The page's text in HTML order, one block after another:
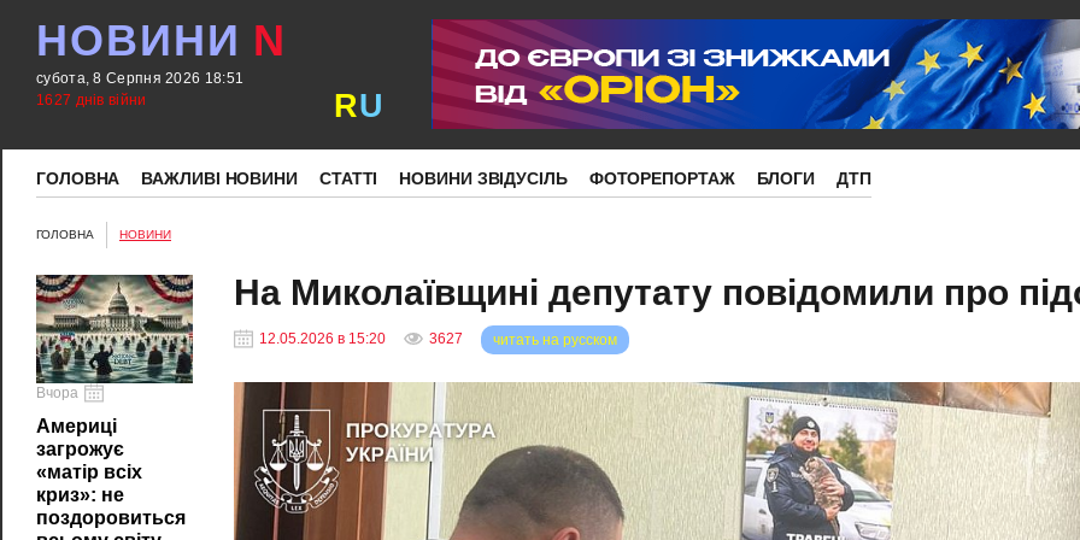
НОВИНИ N
субота, 8 Серпня 2026 18:51
1627 днів війни
RU
ГОЛОВНА ВАЖЛИВІ НОВИНИ СТАТТІ НОВИНИ ЗВІДУСІЛЬ ФОТОРЕПОРТАЖ БЛОГИ ДТП
ГОЛОВНА НОВИНИ
Вчора
Америці
загрожує
«матір всіх
криз»: не
поздоровиться
На Миколаївщині депутату повідомили про
12.05.2026 в 15:20 3627 читать на русском